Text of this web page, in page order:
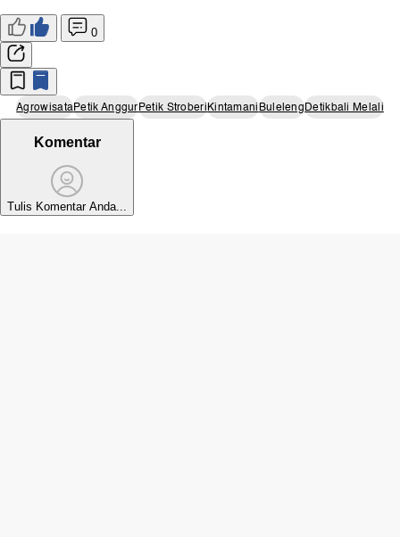
0
AgrowisataPetik AnggurPetik StroberiKintamaniBulelengDetikbali Melali
Komentar
Tulis Komentar Anda...